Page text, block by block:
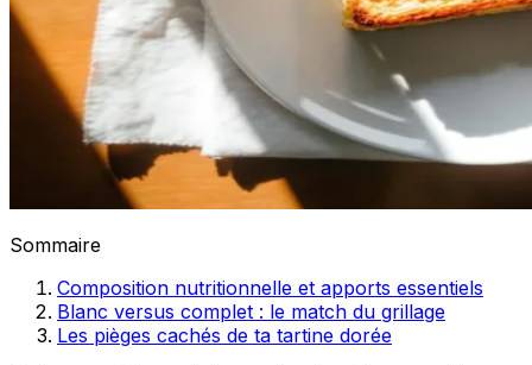
Sommaire
Composition nutritionnelle et apports essentiels
Blanc versus complet : le match du grillage
Les pièges cachés de ta tartine dorée